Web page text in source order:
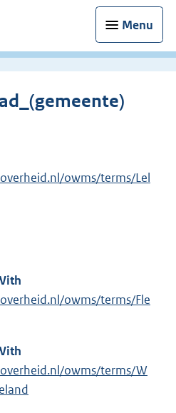
Menu
owms/terms/Lel
owms/terms/Fle
owms/terms/W